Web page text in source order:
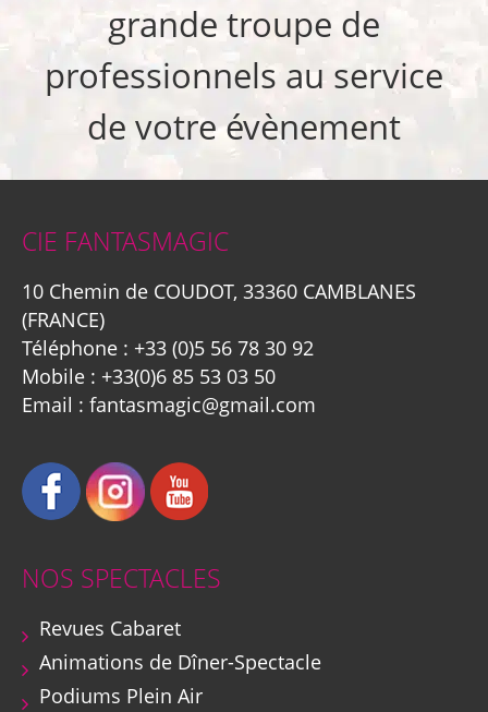
grande troupe de
professionnels au service
de votre évènement
CIE FANTASMAGIC
10 Chemin de COUDOT, 33360 CAMBLANES
(FRANCE)
Téléphone : +33 (0)5 56 78 30 92
Mobile : +33(0)6 85 53 03 50
Email : fantasmagic@gmail.com
NOS SPECTACLES
Revues Cabaret
Animations de Dîner-Spectacle
Podiums Plein Air